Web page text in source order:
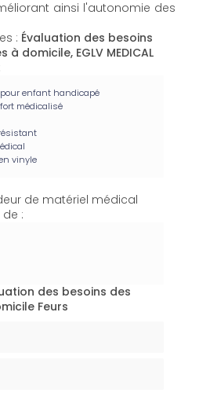
ainsi l'autonomie des
: Évaluation des besoins
domicile, EGLV MEDICAL
enfant handicapé
médicalisé
vinyle
de matériel médical
:
des besoins des
Feurs